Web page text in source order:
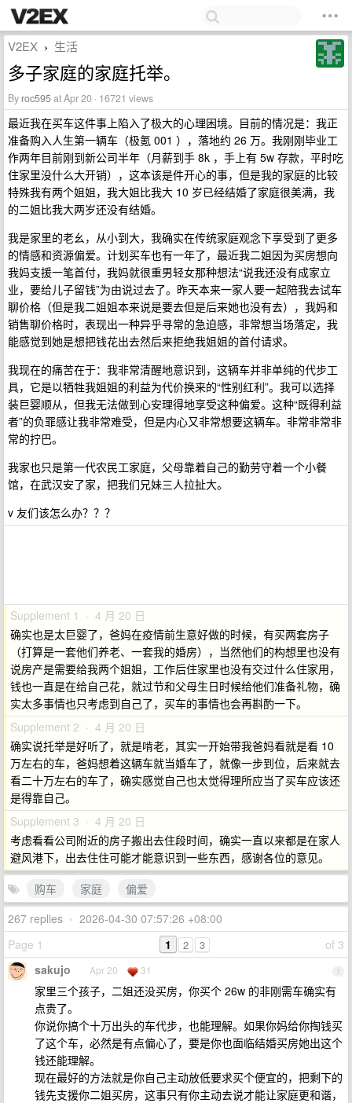
V2EX › 生活
多子家庭的家庭托举。
By roc595at Apr 20 · 16721 views
最近我在买车这件事上陷入了极大的心理困境。目前的情况是：我正
准备购入人生第一辆车（极氪 001 ），落地约 26 万。我刚刚毕业工
作两年目前刚到新公司半年（月薪到手 8k ，手上有 5w 存款，平时吃
住家里没什么大开销），这本该是件开心的事，但是我的家庭的比较
特殊我有两个姐姐，我大姐比我大 10 岁已经结婚了家庭很美满，我
的二姐比我大两岁还没有结婚。
我是家里的老幺，从小到大，我确实在传统家庭观念下享受到了更多
的情感和资源偏爱。计划买车也有一年了，最近我二姐因为买房想向
我妈支援一笔首付，我妈就很重男轻女那种想法“说我还没有成家立
业，要给儿子留钱”为由说过去了。昨天本来一家人要一起陪我去试车
聊价格（但是我二姐姐本来说是要去但是后来她也没有去），我妈和
销售聊价格时，表现出一种异乎寻常的急迫感，非常想当场落定，我
能感觉到她是想把钱花出去然后来拒绝我姐姐的首付请求。
我现在的痛苦在于：我非常清醒地意识到，这辆车并非单纯的代步工
具，它是以牺牲我姐姐的利益为代价换来的“性别红利”。我可以选择
装巨婴顺从，但我无法做到心安理得地享受这种偏爱。这种“既得利益
者”的负罪感让我非常难受，但是内心又非常想要这辆车。非常非常非
常的拧巴。
我家也只是第一代农民工家庭，父母靠着自己的勤劳守着一个小餐
馆，在武汉安了家，把我们兄妹三人拉扯大。
v 友们该怎么办？？？
Supplement 1 · 4 月 20 日
确实也是太巨婴了，爸妈在疫情前生意好做的时候，有买两套房子
（打算是一套他们养老、一套我的婚房），当然他们的构想里也没有
说房产是需要给我两个姐姐，工作后住家里也没有交过什么住家用，
钱也一直是在给自己花，就过节和父母生日时候给他们准备礼物，确
实太多事情也只考虑到自己了，买车的事情也会再斟酌一下。
Supplement 2 · 4 月 20 日
确实说托举是好听了，就是啃老，其实一开始带我爸妈看就是看 10
万左右的车，爸妈想着这辆车就当婚车了，就像一步到位，后来就去
看二十万左右的车了，确实感觉自己也太觉得理所应当了买车应该还
是得靠自己。
Supplement 3 · 4 月 20 日
考虑看看公司附近的房子搬出去住段时间，确实一直以来都是在家人
避风港下，出去住住可能才能意识到一些东西，感谢各位的意见。
购车
家庭
偏爱
267 replies • 2026-04-30 07:57:26 +08:00
Page 1
of 3
1 2 3
1
sakujo Apr 20 31
家里三个孩子，二姐还没买房，你买个 26w 的非刚需车确实有
点贵了。
你说你搞个十万出头的车代步，也能理解。如果你妈给你掏钱买
了这个车，必然是有点偏心了，要是你也面临结婚买房她出这个
钱还能理解。
现在最好的方法就是你自己主动放低要求买个便宜的，把剩下的
钱先支援你二姐买房，这事只有你主动去说才能让家庭更和谐，